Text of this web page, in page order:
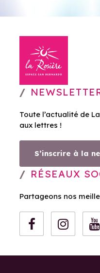
Toute l’actualité de
aux lettres !
S’inscrire à la
RÉSEAUX
Partageons nos